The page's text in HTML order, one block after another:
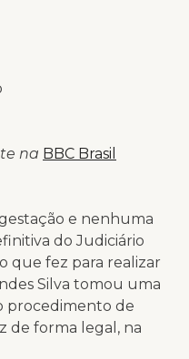
na BBC Brasil
e nenhuma
do Judiciário
que fez para realizar
Silva tomou uma
procedimento de
de forma legal, na